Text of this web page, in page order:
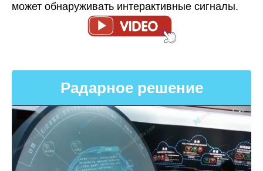
может обнаруживать интерактивные сигналы.
Радарное решение